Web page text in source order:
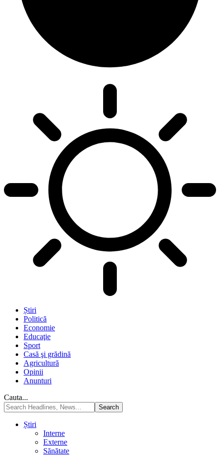
Știri
Politică
Economie
Educaţie
Sport
Casă şi grădină
Agricultură
Opinii
Anunturi
Cauta...
Știri
Interne
Externe
Sănătate